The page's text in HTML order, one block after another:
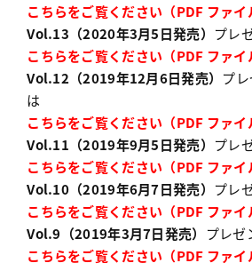
こちらをご覧ください（PDF ファイ
Vol.13（2020年3月5日発売） プレ
こちらをご覧ください（PDF ファイ
Vol.12（2019年12月6日発売） プ
は
こちらをご覧ください（PDF ファイ
Vol.11（2019年9月5日発売） プレ
こちらをご覧ください（PDF ファイ
Vol.10（2019年6月7日発売） プレ
こちらをご覧ください（PDF ファイ
Vol.9（2019年3月7日発売）
プレゼ
こちらをご覧ください（PDF ファイ